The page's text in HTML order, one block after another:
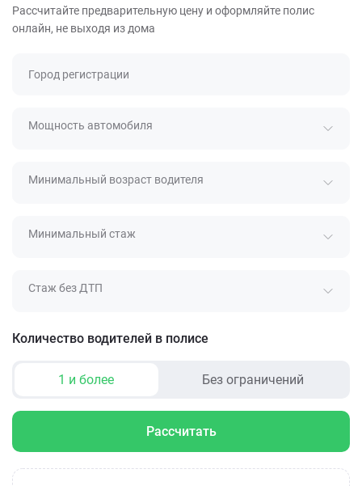
Рассчитайте предварительную цену и оформляйте полис
онлайн, не выходя из дома
Город регистрации
Мощность автомобиля
Минимальный возраст водителя
Минимальный стаж
Стаж без ДТП
Количество водителей в полисе
1 и более Без ограничений
Рассчитать